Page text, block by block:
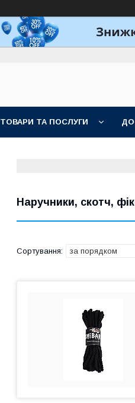
ТОВАРИ ТА ПОСЛУГИ
Наручники, скотч,